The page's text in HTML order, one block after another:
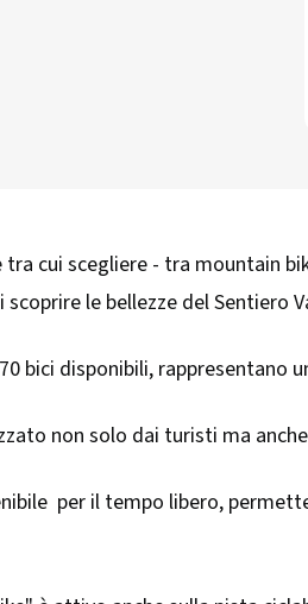
cui scegliere - tra mountain
le bellezze del Sentiero
bici disponibili, rappresentano
non solo dai turisti ma
per il tempo libero,